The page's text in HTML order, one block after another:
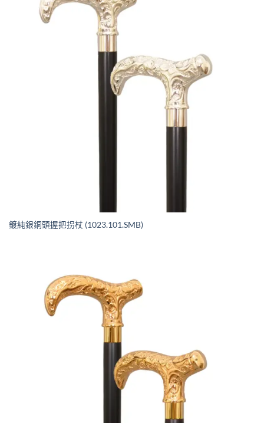
鍍純銀銅頭握把拐杖 (1023.101.SMB)